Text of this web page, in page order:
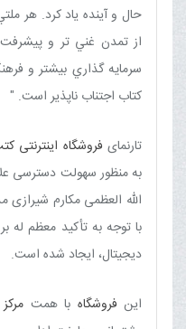
حال و آینده یاد کرد. هر
از تمدن غني تر و پيشرفت
سرمايه گذاري بيشتر و
کتاب اجتناب ناپذیر است. "
تارنمای فروشگاه اینترنتی
به منظور سهولت دسترسی
الله العظمی مکارم
با توجه به تأکید معظم له
دیجیتال، ایجاد شده است.
این فروشگاه با همت